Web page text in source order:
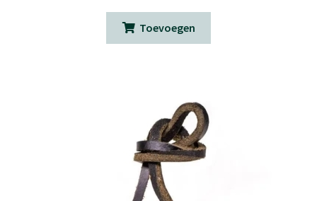
Toevoegen